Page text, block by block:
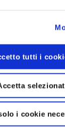
tutti i
i cookie
enormi nubi
di spazzatura
Lo si vede
di